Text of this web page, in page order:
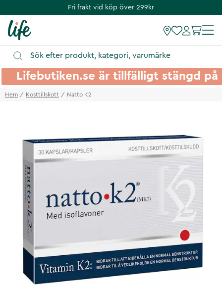
Fri frakt vid köp över 299kr
Lifebutiken.se är tillfälligt stängd
Hem Kosttillskott Natto K2